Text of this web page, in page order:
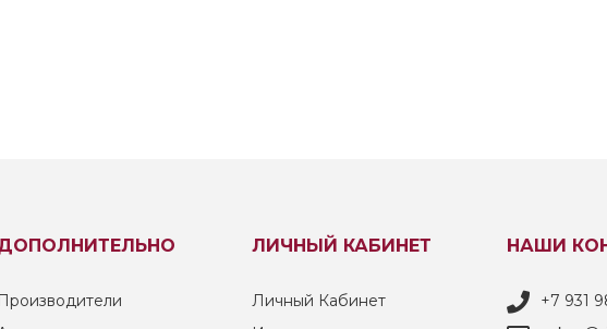
Производители
ЛИЧНЫЙ КАБИНЕТ
Личный Кабинет
НАШИ
+7 931